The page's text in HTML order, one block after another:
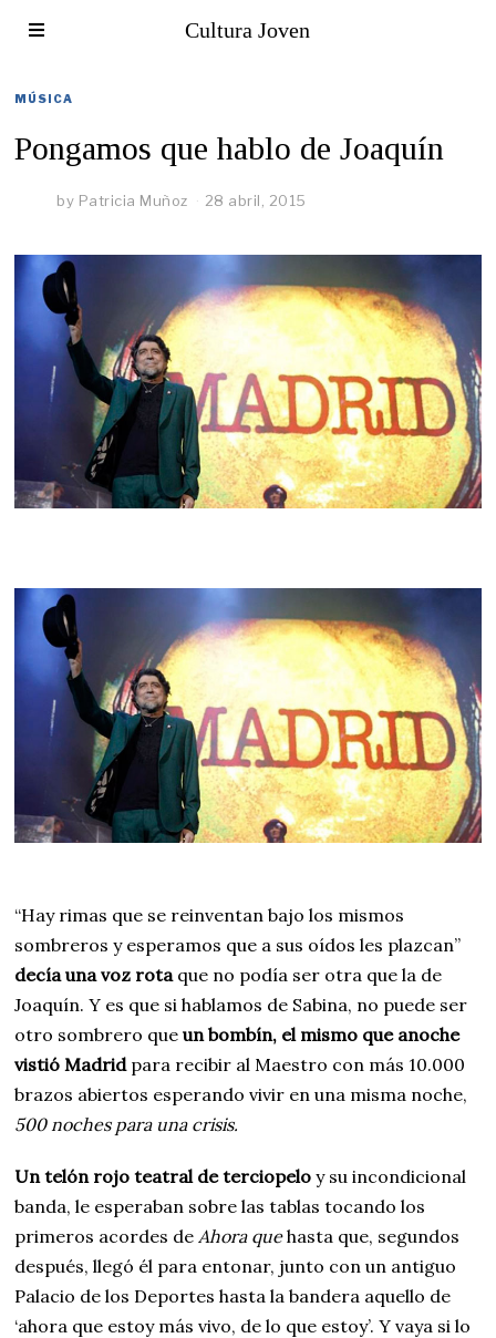
Cultura Joven
MÚSICA
Pongamos que hablo de Joaquín
by Patricia Muñoz 28 abril, 2015
“Hay rimas que se reinventan bajo los mismos
sombreros y esperamos que a sus oídos les plazcan”
decía una voz rotaque no podía ser otra que la de
Joaquín. Y es que si hablamos de Sabina, no puede ser
otro sombrero queun bombín, el mismo que anoche
vistió Madridpara recibir al Maestro con más 10.000
brazos abiertos esperando vivir en una misma noche,
500 noches para una crisis.
Un telón rojo teatral de terciopelo y su incondicional
banda, le esperaban sobre las tablas tocando los
primeros acordes de Ahora quehasta que, segundos
después, llegó él para entonar, junto con un antiguo
Palacio de los Deportes hasta la bandera aquello de
‘ahora que estoy más vivo, de lo que estoy’. Y vaya si lo